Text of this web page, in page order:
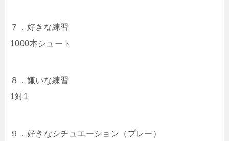
７．好きな練習
1000本シュート
８．嫌いな練習
1対1
９．好きなシチュエーション（プレー）